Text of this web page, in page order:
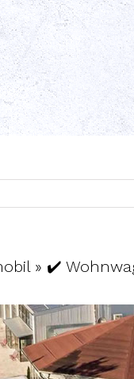
» ✔️